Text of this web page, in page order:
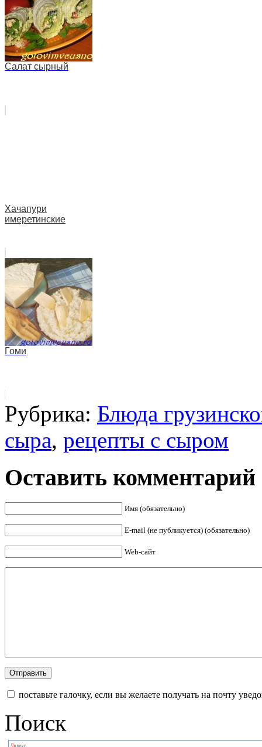
Салат сырный
Хачапури
имеретинские
Гоми
Рубрика: Блюда
сыра, рецепты с сыром
Оставить комментарий
Имя (обязательно)
E-mail (не публикуется) (обязательно)
Web-сайт
поставьте галочку, если вы желаете получать на почту
Поиск